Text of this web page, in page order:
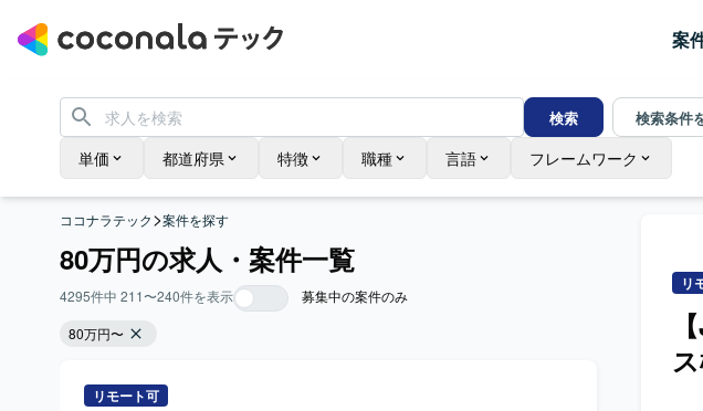
案
検索 検索条件
単価 都道府県 特徴 職種 言語 フレームワーク
ココナラテック>案件を探す
80万円の求人・案件一覧
4295件中 211〜240件を表示
募集中の案件のみ
80万円〜
リモート可
リ